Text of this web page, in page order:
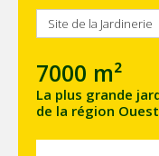
Site de la Jardinerie
7000 m²
La plus grande
de la région Ouest